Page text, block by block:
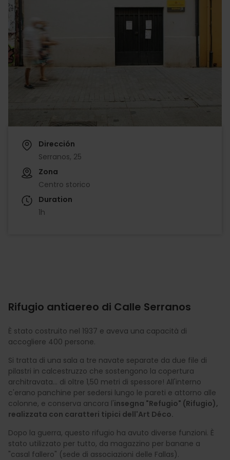
Dirección
Serranos, 25
Zona
Centro storico
Duration
1h
Rifugio antiaereo di Calle Serranos
È stato costruito nel 1937 e aveva una capacità di
accogliere 400 persone.
Si tratta di una sala a tre navate separate da due file di
pilastri in calcestruzzo che sostengono la copertura
architravata… di oltre 1,50 metri di spessore! All'interno
c'erano panchine per sedersi lungo le pareti e attorno alle
colonne, e conserva ancora l'insegna "Refugio" (Rifugio),
realizzata con caratteri tipici dell'Art Déco.
Dopo la guerra, questo rifugio ha avuto diverse funzioni. È
stato utilizzato per tutto, da magazzino per banane a
"casal fallero" (sede di associazioni delle Fallas).